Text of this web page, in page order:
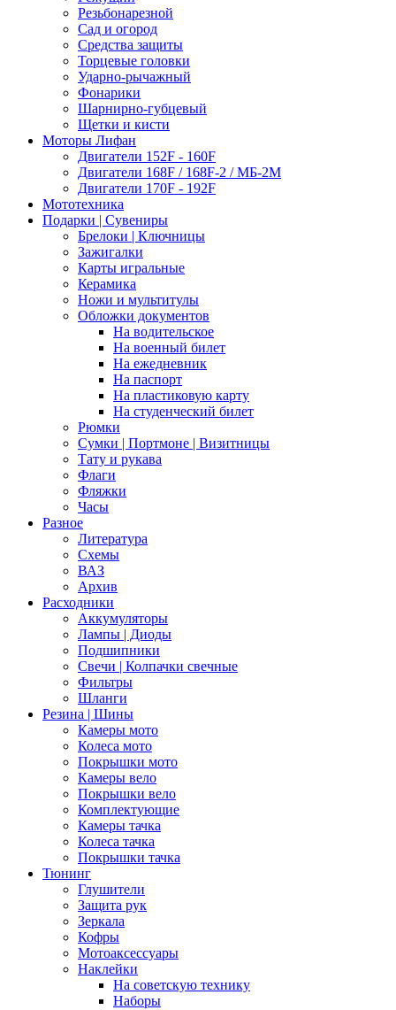
Резьбонарезной
Сад и огород
Средства защиты
Торцевые головки
Ударно-рычажный
Фонарики
Шарнирно-губцевый
Щетки и кисти
Моторы Лифан
Двигатели 152F - 160F
Двигатели 168F / 168F-2 / МБ-2М
Двигатели 170F - 192F
Мототехника
Подарки | Сувениры
Брелоки | Ключницы
Зажигалки
Карты игральные
Керамика
Ножи и мультитулы
Обложки документов
На водительское
На военный билет
На ежедневник
На паспорт
На пластиковую карту
На студенческий билет
Рюмки
Сумки | Портмоне | Визитницы
Тату и рукава
Флаги
Фляжки
Часы
Разное
Литература
Схемы
ВАЗ
Архив
Расходники
Аккумуляторы
Лампы | Диоды
Подшипники
Свечи | Колпачки свечные
Фильтры
Шланги
Резина | Шины
Камеры мото
Колеса мото
Покрышки мото
Камеры вело
Покрышки вело
Комплектующие
Камеры тачка
Колеса тачка
Покрышки тачка
Тюнинг
Глушители
Защита рук
Зеркала
Кофры
Мотоаксессуары
Наклейки
На советскую технику
Наборы